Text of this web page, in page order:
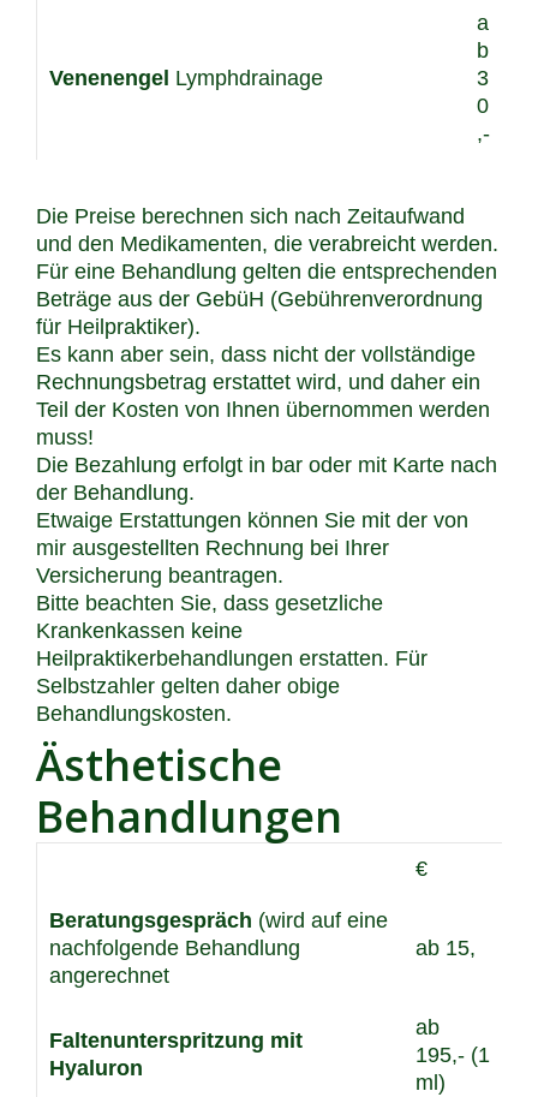
Venenengel Lymphdrainage
a
b
3
0
,-
Die Preise berechnen sich nach Zeitaufwand
und den Medikamenten, die verabreicht werden.
Für eine Behandlung gelten die entsprechenden
Beträge aus der GebüH (Gebührenverordnung
für Heilpraktiker).
Es kann aber sein, dass nicht der vollständige
Rechnungsbetrag erstattet wird, und daher ein
Teil der Kosten von Ihnen übernommen werden
muss!
Die Bezahlung erfolgt in bar oder mit Karte nach
der Behandlung.
Etwaige Erstattungen können Sie mit der von
mir ausgestellten Rechnung bei Ihrer
Versicherung beantragen.
Bitte beachten Sie, dass gesetzliche
Krankenkassen keine
Heilpraktikerbehandlungen erstatten. Für
Selbstzahler gelten daher obige
Behandlungskosten.
Ästhetische
Behandlungen
€
Beratungsgespräch (wird auf eine
nachfolgende Behandlung
angerechnet
ab 15,
Faltenunterspritzung mit
Hyaluron
ab
195,- (1
ml)